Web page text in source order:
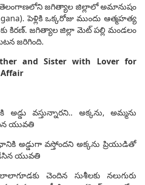
తెలంగాణలోని జగిత్యాల జిల్లాలో అమానుషం
పెళ్లికి ఒక్కరోజు ముందు ఆత్మహత్య
కిరణ్. జగిత్యాల జిల్లా మెట్ పల్లి మండలం
జరిగింది.
and Sister with Lover for
వస్తున్నారని.. అక్కను, అమ్మను
యువతి
అడ్డుగా వస్తోందని అక్కను ప్రియుడితో
యువతి
చెందిన సుశీలకు నలుగురు